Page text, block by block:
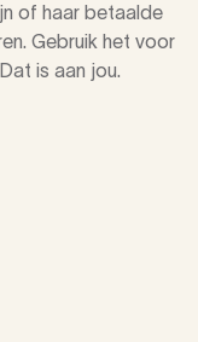
of haar betaalde
Gebruik het voor
is aan jou.